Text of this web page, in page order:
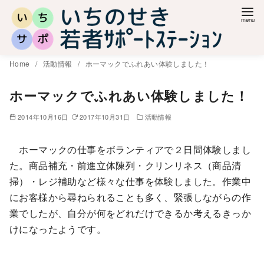
Home 活動情報 ホーマックでふれあい体験しました！
ホーマックでふれあい体験しました！
2014年10月16日 2017年10月31日 活動情報
ホーマックの仕事をボランティアで２日間体験しまし
た。商品補充・前進立体陳列・クリンリネス（商品清
掃）・レジ補助など様々な仕事を体験しました。作業中
にお客様から尋ねられることも多く、緊張しながらの作
業でしたが、自分が何をどれだけできるか考えるきっか
けになったようです。